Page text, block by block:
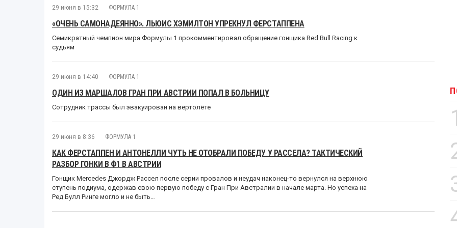
29 июня в 15:32 ФОРМУЛА 1
«ОЧЕНЬ САМОНАДЕЯННО». ЛЬЮИС ХЭМИЛТОН УПРЕКНУЛ ФЕРСТАППЕНА
Семикратный чемпион мира Формулы 1 прокомментировал обращение гонщика Red Bull Racing к
судьям
29 июня в 14:40 ФОРМУЛА 1
ОДИН ИЗ МАРШАЛОВ ГРАН ПРИ АВСТРИИ ПОПАЛ В БОЛЬНИЦУ
Сотрудник трассы был эвакуирован на вертолёте
29 июня в 8:36 ФОРМУЛА 1
КАК ФЕРСТАППЕН И АНТОНЕЛЛИ ЧУТЬ НЕ ОТОБРАЛИ ПОБЕДУ У РАССЕЛА? ТАКТИЧЕСКИЙ
РАЗБОР ГОНКИ В Ф1 В АВСТРИИ
Гонщик Mercedes Джордж Рассел после серии провалов и неудач наконец-то вернулся на верхнюю
ступень подиума, одержав свою первую победу с Гран При Австралии в начале марта. Но успеха на
Ред Булл Ринге могло и не быть…